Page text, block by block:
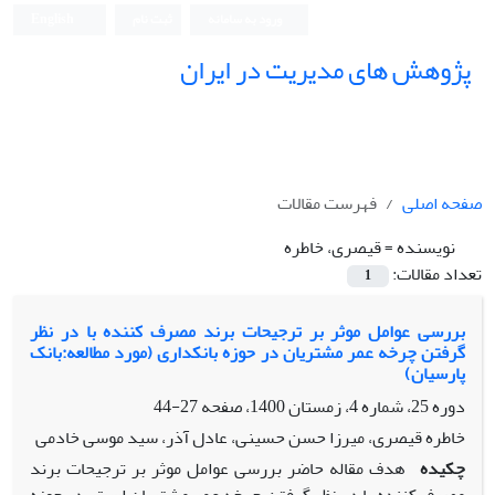
پژوهش های مدیریت در ایران
صفحه اصلی
فهرست مقالات
نویسنده =قیصری، خاطره
تعداد مقالات:
1
بررسی عوامل موثر بر ترجیحات برند مصرف کننده با در نظر
گرفتن چرخه عمر مشتریان در حوزه بانکداری (مورد مطالعه:بانک
پارسیان)
دوره 25، شماره 4، زمستان 1400، صفحه
27-44
خاطره قیصری، میرزا حسن حسینی، عادل آذر، سید موسی خادمی
چکیده هدف مقاله حاضر بررسی عوامل موثر بر ترجیحات برند